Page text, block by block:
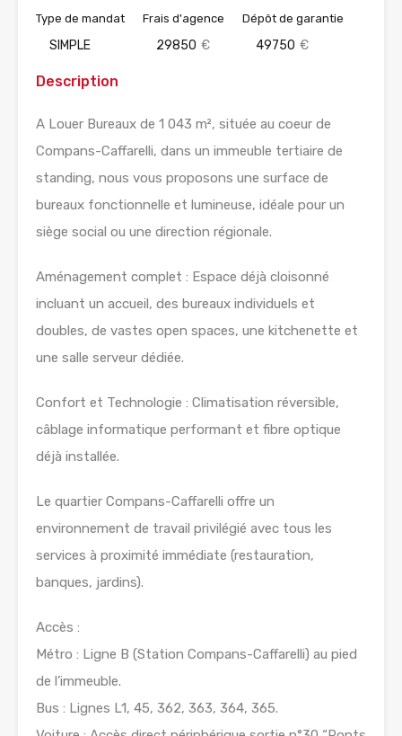
Type de mandat
SIMPLE
Frais d'agence
29850 €
Dépôt de garantie
49750 €
Description
A Louer Bureaux de 1 043 m², située au coeur de
Compans-Caffarelli, dans un immeuble tertiaire de
standing, nous vous proposons une surface de
bureaux fonctionnelle et lumineuse, idéale pour un
siège social ou une direction régionale.
Aménagement complet : Espace déjà cloisonné
incluant un accueil, des bureaux individuels et
doubles, de vastes open spaces, une kitchenette et
une salle serveur dédiée.
Confort et Technologie : Climatisation réversible,
câblage informatique performant et fibre optique
déjà installée.
Le quartier Compans-Caffarelli offre un
environnement de travail privilégié avec tous les
services à proximité immédiate (restauration,
banques, jardins).
Accès :
Métro : Ligne B (Station Compans-Caffarelli) au pied
de l’immeuble.
Bus : Lignes L1, 45, 362, 363, 364, 365.